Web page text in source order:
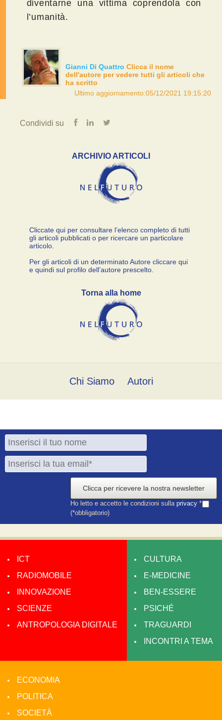
diventarne una vittima coprendola con
l’umanità.
Gianni Di Quattro Clicca il nome
dell'autore per vedere tutti gli articoli che
ha scritto
Ultimo aggiornamento:05/12/2021 19:15:20
Condividi su
ARCHIVIO ARTICOLI
Cliccate qui per consultare l’elenco completo di tutti
gli articoli pubblicati o per ricercare un particolare
articolo.
Per gli articoli di un determinato Autore cliccare qui
e quindi sul profilo dell’autore prescelto.
Torna alla home
Chi Siamo Autori
Clicca per ricevere la nostra newsletter
Ho letto e accetto le condizioni sulla privacy *
(*obbligatorio)
ICT
RADIOMOBILE
INNOVAZIONE
SCIENZE
ANTROPOLOGIA DIGITALE
CULTURA
E-MEDICINE
BEN-ESSERE
PSICHÉ
TRAGUARDI
INCONTRI A TEMA
ECONOMIA
POLITICA
SOCIETÀ